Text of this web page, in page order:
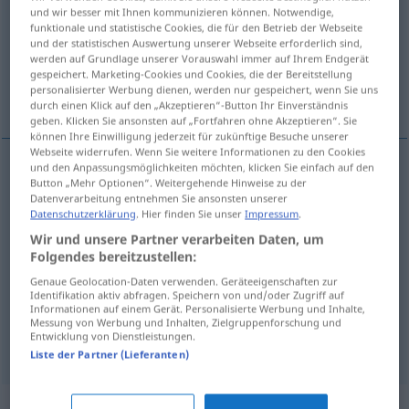
Übersicht aller Übersetzungen
(Für mehr Details die Übersetzung anklicken/antippen)
cifra código, clave, referencia
cifraf Chiffre (≈ Zahl)
códigom Chiffre (≈ Code)
clavef Chiffre (≈ Code)
referenciaf Chiffrein Zeitungsannoncen
und wir besser mit Ihnen kommunizieren können. Notwendige,
funktionale und statistische Cookies, die für den Betrieb der Webseite
und der statistischen Auswertung unserer Webseite erforderlich sind,
werden auf Grundlage unserer Vorauswahl immer auf Ihrem Endgerät
gespeichert. Marketing-Cookies und Cookies, die der Bereitstellung
personalisierter Werbung dienen, werden nur gespeichert, wenn Sie uns
durch einen Klick auf den „Akzeptieren“-Button Ihr Einverständnis
geben. Klicken Sie ansonsten auf „Fortfahren ohne Akzeptieren“. Sie
können Ihre Einwilligung jederzeit für zukünftige Besuche unserer
Webseite widerrufen. Wenn Sie weitere Informationen zu den Cookies
und den Anpassungsmöglichkeiten möchten, klicken Sie einfach auf den
Button „Mehr Optionen“. Weitergehende Hinweise zu der
Datenverarbeitung entnehmen Sie ansonsten unserer
Datenschutzerklärung. Hier finden Sie unserImpressum.
Wir und unsere Partner verarbeiten Daten, um
Folgendes bereitzustellen:
Genaue Geolocation-Daten verwenden. Geräteeigenschaften zur
Identifikation aktiv abfragen. Speichern von und/oder Zugriff auf
Informationen auf einem Gerät. Personalisierte Werbung und Inhalte,
Messung von Werbung und Inhalten, Zielgruppenforschung und
Entwicklung von Dienstleistungen.
Liste der Partner (Lieferanten)